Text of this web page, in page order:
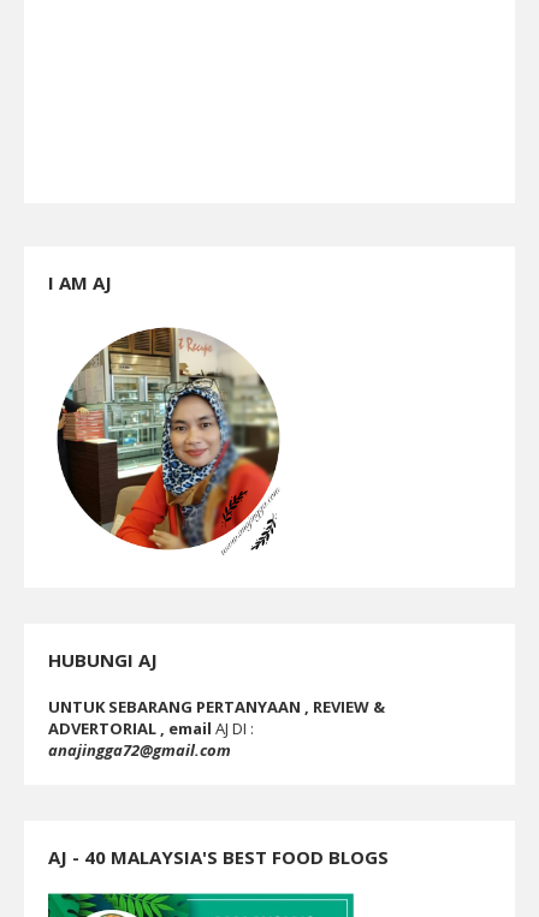
I AM AJ
HUBUNGI AJ
UNTUK SEBARANG PERTANYAAN , REVIEW &
ADVERTORIAL , email AJ DI :
anajingga72@gmail.com
AJ - 40 MALAYSIA'S BEST FOOD BLOGS